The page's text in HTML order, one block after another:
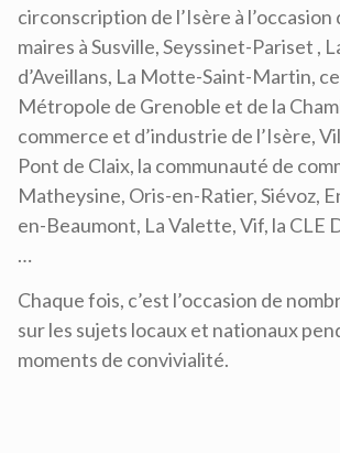
circonscription de l’Isère à
maires à Susville, Seyssinet-Pariset ,
d’Aveillans, La Motte-Saint-Martin,
Métropole de Grenoble et de la
commerce et d’industrie de l’Isère,
Pont de Claix, la communauté de
Matheysine, Oris-en-Ratier, Siévoz,
en-Beaumont, La Valette, Vif, la CLE
…
Chaque fois, c’est l’occasion de
sur les sujets locaux et nationaux
moments de convivialité.